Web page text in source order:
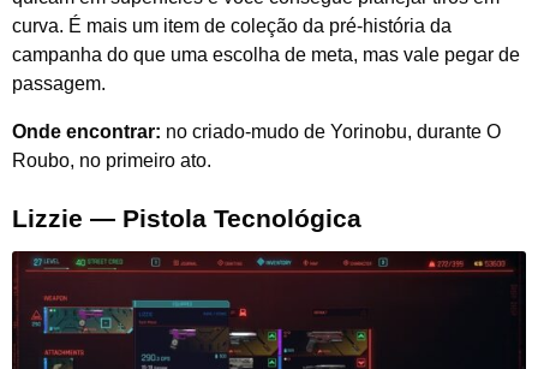
curva. É mais um item de coleção da pré-história da
campanha do que uma escolha de meta, mas vale pegar de
passagem.
Onde encontrar: no criado-mudo de Yorinobu, durante O
Roubo, no primeiro ato.
Lizzie — Pistola Tecnológica